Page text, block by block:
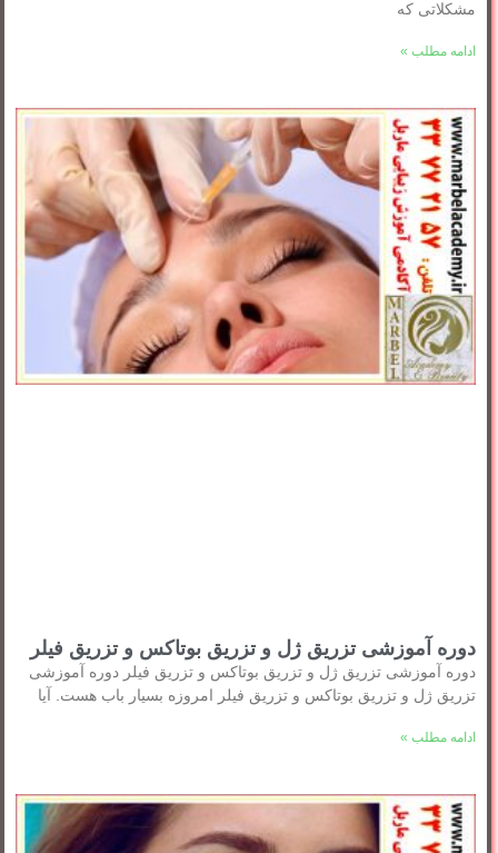
مشکلاتی که
ادامه مطلب »
دوره آموزشی تزریق ژل و تزریق بوتاکس و تزریق فیلر
دوره آموزشی تزریق ژل و تزریق بوتاکس و تزریق فیلر دوره آموزشی
تزریق ژل و تزریق بوتاکس و تزریق فیلر امروزه بسیار باب هست. آیا
ادامه مطلب »